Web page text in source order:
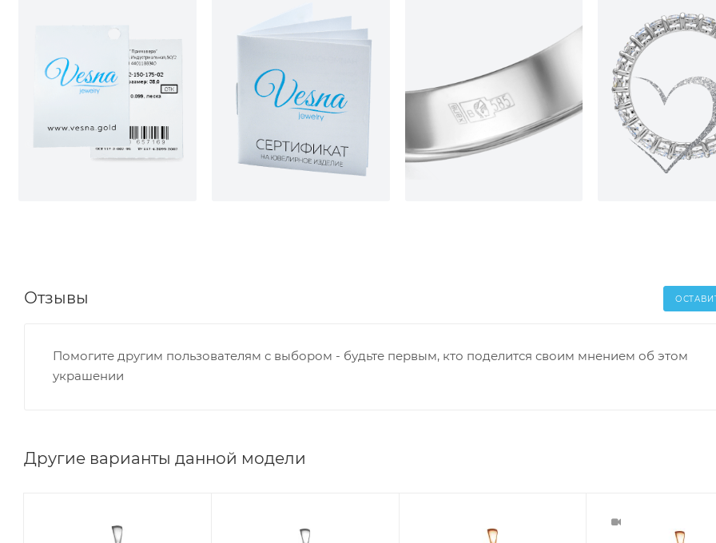
Отзывы
Помогите другим пользователям с выбором - будьте первым, кто поделится своим мнением об этом
украшении
Другие варианты данной модели